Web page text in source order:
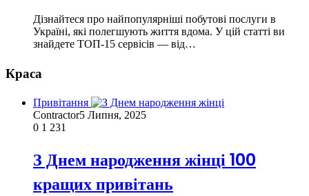
Дізнайтеся про найпопулярніші побутові послуги в
Україні, які полегшують життя вдома. У цій статті ви
знайдете ТОП-15 сервісів — від…
Краса
Привітання
Contractor5 Липня, 2025
0 1 231
З Днем народження жінці 100
кращих привітань